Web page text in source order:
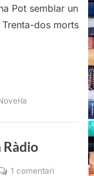
Pot semblar un
Trenta-dos morts
Ràdio
1 comentaria